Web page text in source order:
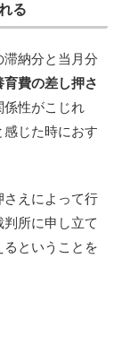
る
納分と当月分
費の差し押さ
係性がこじれ
じた時におす
えによって行
所に申し立て
ということを